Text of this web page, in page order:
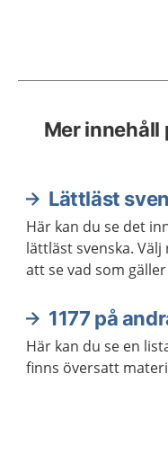
Mer innehåll
Lättläst
Här kan du se det
lättläst svenska.
att se vad som
1177 på
Här kan du se en
finns översatt